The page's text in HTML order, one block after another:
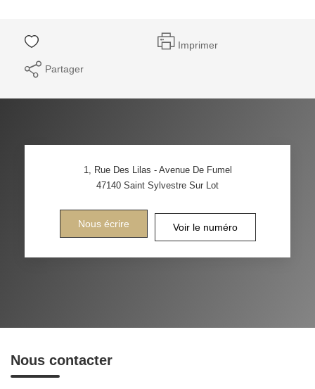
Imprimer
Partager
1, Rue Des Lilas - Avenue De Fumel
47140 Saint Sylvestre Sur Lot
Nous écrire Voir le numéro
Nous contacter